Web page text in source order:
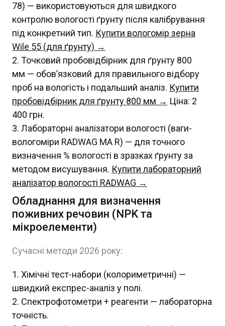
78) — використовуються для швидкого
контролю вологості ґрунту після калібрування
під конкретний тип. Купити вологомір зерна
Wile 55 (для ґрунту) →
Точковий пробовідбірник для ґрунту 800
мм — обов’язковий для правильного відбору
проб на вологість і подальший аналіз. Купити
пробовідбірник для ґрунту 800 мм → Ціна: 2
400 грн.
Лабораторні аналізатори вологості (ваги-
вологоміри RADWAG MA R) — для точного
визначення % вологості в зразках ґрунту за
методом висушування. Купити лабораторний
аналізатор вологості RADWAG →
Обладнання для визначення
поживних речовин (NPK та
мікроелементи)
Сучасні методи 2026 року:
Хімічні тест-набори (колориметричні) —
швидкий експрес-аналіз у полі.
Спектрофотометри + реагенти — лабораторна
точність.